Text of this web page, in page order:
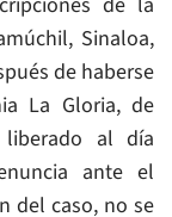
Sinaloa,
de haberse
La Gloria, de
al día
ante el
del caso, no se